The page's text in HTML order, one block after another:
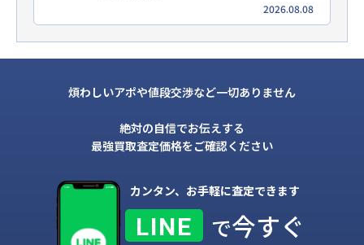
2026.08.08
煩わしいアポや値段交渉など一切ありません
絶対の自信でお伝えする
最強買取査定価格をご確認ください
カンタン、お手軽に査定できます
LINE で今すぐ